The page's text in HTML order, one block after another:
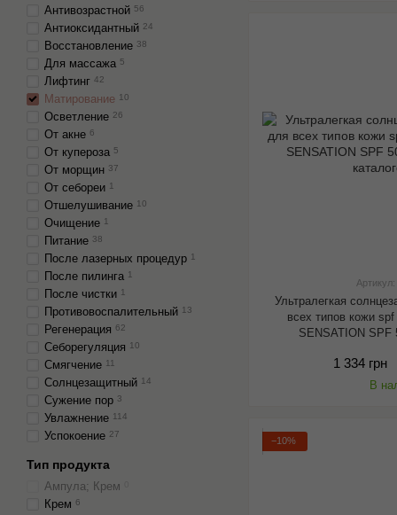
Ультралегкая
всех типов кожи
SENSATION SPF
1 334 грн
В
−10%
Антивозрастной 56
Антиоксидантный 24
Восстановление 38
Для массажа 5
Лифтинг 42
Матирование 10
Осветление 26
От акне 6
От купероза 5
От морщин 37
От себореи 1
Отшелушивание 10
Очищение 1
Питание 38
После лазерных процедур 1
После пилинга 1
После чистки 1
Противовоспалительный 13
Регенерация 62
Себорегуляция 10
Смягчение 11
Солнцезащитный 14
Сужение пор 3
Увлажнение 114
Успокоение 27
Тип продукта
Ампула; Крем
Крем 6